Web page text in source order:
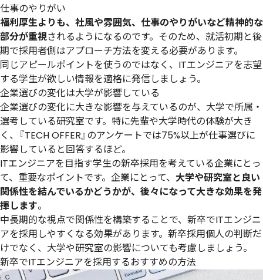
仕事のやりがい
福利厚生よりも、社風や雰囲気、仕事のやりがいなど精神的な
部分が重視されるようになるのです。そのため、就活初期と後
期で採用者側はアプローチ方法を変える必要があります。
同じアピールポイントを使うのではなく、ITエンジニアを志望
する学生が欲しい情報を適格に発信しましょう。
企業選びの変化は大学が影響している
企業選びの変化に大きな影響を与えているのが、大学で所属・
選考している研究室です。特に先輩や大学時代の体験が大き
く、『TECH OFFER』のアンケートでは75%以上が仕事選びに
影響していると回答するほど。
ITエンジニアを目指す学生の新卒採用を考えている企業にとっ
て、重要なポイントです。企業にとって、 大学や研究室と良い
関係性を結んでいるかどうかが、後々になって大きな効果を発
揮します。
中長期的な視点で関係性を構築することで、新卒でITエンジニ
アを採用しやすくなる効果があります。新卒採用個人の判断だ
けでなく、大学や研究室の影響についても考慮しましょう。
新卒でITエンジニアを採用するおすすめの方法